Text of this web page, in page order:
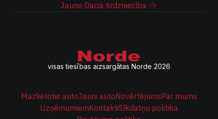
Jauno Dacia tirdzniecība
visas tiesības aizsargātas Norde 2026
Mazlietotie autoJauni autoNovērtējumsPar mums
UzņēmumiemKontaktiSīkdatņu politika